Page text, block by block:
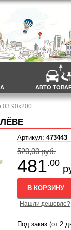
АВТО
03 90x200
Артикул:473443
520,00 руб.
481.00
В КОРЗИНУ
Нашли дешевле?
Под заказ (от 2